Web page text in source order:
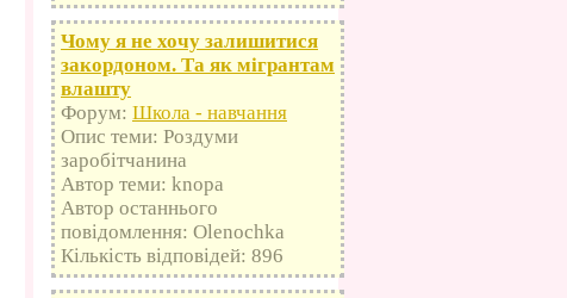
Чому я не хочу залишитися
закордоном. Та як мігрантам
влашту
Форум: Школа - навчання
Опис теми: Роздуми
заробітчанина
Автор теми: knopa
Автор останнього
повідомлення: Olenochka
Кількість відповідей: 896